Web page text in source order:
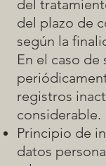
del
del plazo de
según la
En el caso de
registros
considerable.
Principio de
datos